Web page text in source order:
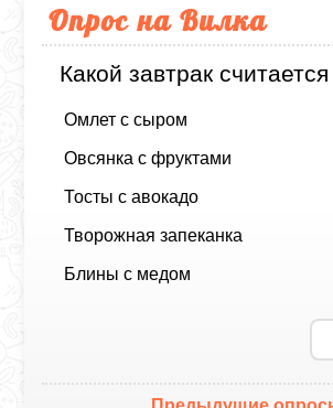
Опрос на Вилка
Какой завтрак
Омлет с сыром
Овсянка с фруктами
Тосты с авокадо
Творожная запеканка
Блины с медом